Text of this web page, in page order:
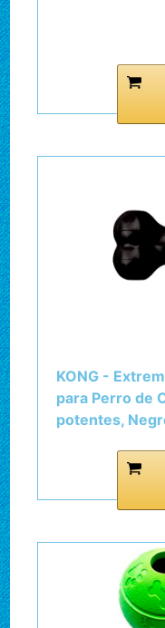
KONG -
para Perro de
potentes,